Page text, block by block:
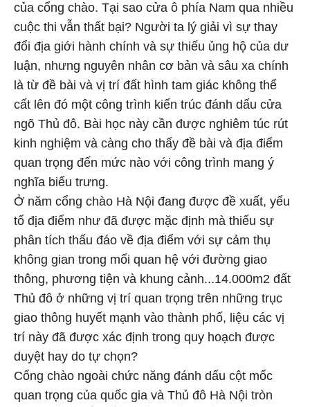
của cổng chào. Tại sao cửa ô phía Nam qua nhiều
cuộc thi vẫn thất bại? Người ta lý giải vì sự thay
đổi địa giới hành chính và sự thiếu ủng hộ của dư
luận, nhưng nguyên nhân cơ bản và sâu xa chính
là từ đề bài và vị trí đất hình tam giác không thể
cất lên đó một công trình kiến trúc đánh dấu cửa
ngõ Thủ đô. Bài học này cần được nghiêm túc rút
kinh nghiệm và càng cho thấy đề bài và địa điểm
quan trọng đến mức nào với công trình mang ý
nghĩa biểu trưng.
Ở năm cổng chào Hà Nội đang được đề xuất, yếu
tố địa điểm như đã được mặc định mà thiếu sự
phân tích thấu đáo về địa điểm với sự cảm thụ
không gian trong mối quan hệ với đường giao
thông, phương tiện và khung cảnh...14.000m2 đất
Thủ đô ở những vị trí quan trọng trên những trục
giao thông huyết mạnh vào thành phố, liệu các vị
trí này đã được xác định trong quy hoạch được
duyệt hay do tự chọn?
Cổng chào ngoài chức năng đánh dấu cột mốc
quan trọng của quốc gia và Thủ đô Hà Nội tròn